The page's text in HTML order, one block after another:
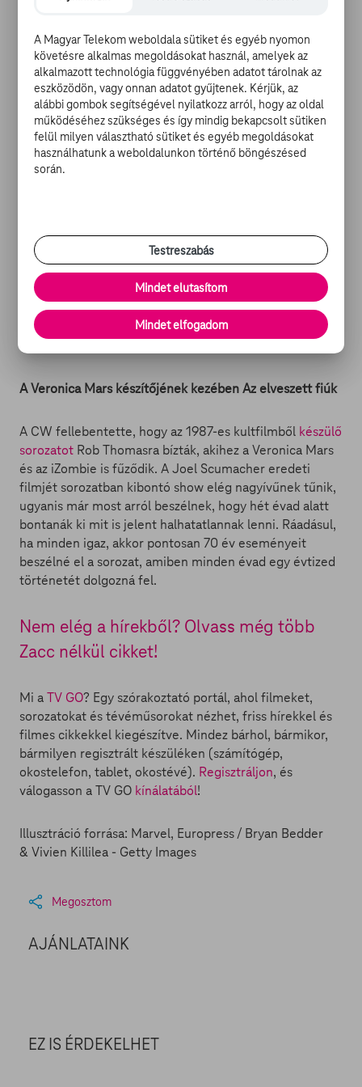
kezdik el forgatni Cincinnatiben. A sztori szerint
egy Lucy nevű lányt fog alakítani, akinek az apja a
halálsoron van, és aki beleszert aMaraáltal játszott
Mercybe. A bonyodalmat az okozza, hogy a két nő
ellentétes politikai oldalon küzd, így ez egy leszbikus
Rómeó és Júlia történetnek tűnik így elsőre.
Képeken a Doctor Strange
A 2016-os év egyik nagy zászlóshajójának ígérkező
Marvel filmhez érkezett pár nagyfelbontású kép.
Benedict CumberbatchésTilda Swinton
fémjelzett mozi az eddigi anyagok tekintetében elég
jónak tűnik, de a mostani képek se okoznak csalódást:
képek ITT
A Veronica Mars készítőjének kezében Az elveszett fiúk
A CW fellebentette, hogy az 1987-es kultfilmből készülő
sorozatot Rob Thomasra bízták, akihez a Veronica Mars
és az iZombie is fűződik. A Joel Scumacher eredeti
filmjét sorozatban kibontó show elég nagyívűnek tűnik,
ugyanis már most arról beszélnek, hogy hét évad alatt
bontanák ki mit is jelent halhatatlannak lenni. Ráadásul,
ha minden igaz, akkor pontosan 70 év eseményeit
beszélné el a sorozat, amiben minden évad egy évtized
történetét dolgozná fel.
Nem elég a hírekből? Olvass még több
Zacc nélkül cikket!
Mi aTV GO? Egy szórakoztató portál, ahol filmeket,
sorozatokat és tévéműsorokat nézhet, friss hírekkel és
filmes cikkekkel kiegészítve. Mindez bárhol, bármikor,
bármilyen regisztrált készüléken (számítógép,
okostelefon, tablet, okostévé). Regisztráljon, és
válogasson a TV GO kínálatából!
Illusztráció forrása: Marvel, Europress / Bryan Bedder
& Vivien Killilea - Getty Images
Megosztom
AJÁNLATAINK
EZ IS ÉRDEKELHET
A Magyar Telekom weboldala sütiket és egyéb nyomon
követésre alkalmas megoldásokat használ, amelyek az
alkalmazott technológia függvényében adatot tárolnak az
eszközödön, vagy onnan adatot gyűjtenek. Kérjük, az
alábbi gombok segítségével nyilatkozz arról, hogy az oldal
működéséhez szükséges és így mindig bekapcsolt sütiken
felül milyen választható sütiket és egyéb megoldásokat
használhatunk a weboldalunkon történő böngészésed
során.
Testreszabás
Mindet elutasítom
Mindet elfogadom